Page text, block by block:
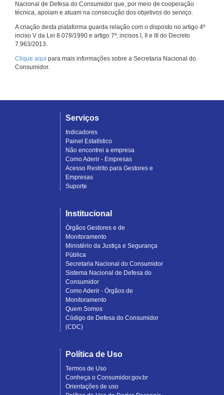
Nacional de Defesa do Consumidor que, por meio de cooperação
técnica, apoiam e atuam na consecução dos objetivos do serviço.
A criação desta plataforma guarda relação com o disposto no artigo 4º
inciso V da Lei 8.078/1990 e artigo 7º, incisos I, II e III do Decreto
7.963/2013.
Clique aqui para mais informações sobre a Secretaria Nacional do
Consumidor.
Serviços
Indicadores
Painel Estatístico
Não encontrei a empresa
Como Aderir - Empresas
Acesso Restrito para Gestores e
Empresas
Suporte
Institucional
Órgãos Gestores e de
Monitoramento
Ministério da Justiça e Segurança
Pública
Secretaria Nacional do Consumidor
Sistema Nacional de Defesa do
Consumidor
Como Aderir - Órgãos de
Monitoramento
Quem Somos
Código de Defesa do Consumidor
(CDC)
Política de Uso
Termos de Uso
Conheça o Consumidor.gov.br
Orientações de uso